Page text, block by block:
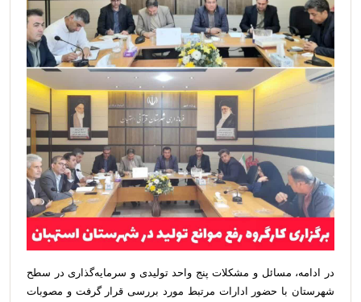
در ادامه، مسائل و مشکلات پنج واحد تولیدی و سرمایه‌گذاری در سطح
شهرستان با حضور ادارات مرتبط مورد بررسی قرار گرفت و مصوبات